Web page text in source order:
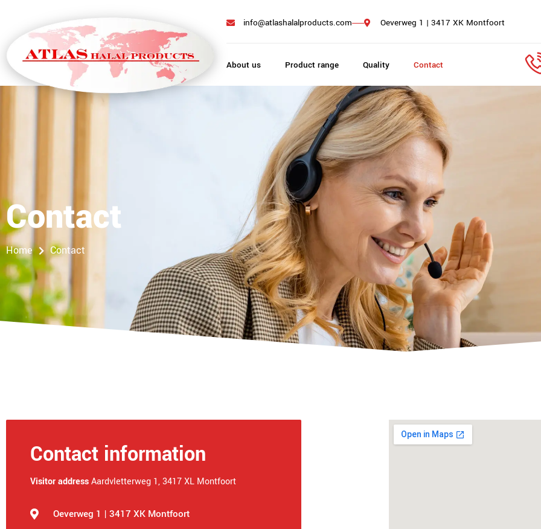
info@atlashalalproducts.com Oeverweg 1 | 3417 XK Montfoort
About us Product range Quality Contact
Contact
Home Contact
Contact information
Visitor addressAardvletterweg 1, 3417 XL Montfoort
Oeverweg 1 | 3417 XK Montfoort